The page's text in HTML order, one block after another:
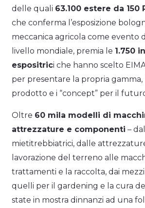
delle quali 63.100 estere da 150
che conferma l’esposizione
meccanica agricola come evento
livello mondiale, premia le 1.750
espositrici che hanno scelto
per presentare la propria gamma,
prodotto e i “concept” per il
Oltre 60 mila modelli di
attrezzature e componenti –
mietitrebbiatrici, dalle
lavorazione del terreno alle
trattamenti e la raccolta, dai
quelli per il gardening e la cura
state in mostra dinnanzi ad una